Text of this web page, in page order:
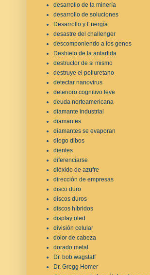
desarrollo de la minería
desarrollo de soluciones
Desarrollo y Energía
desastre del challenger
descomponiendo a los genes
Deshielo de la antartida
destructor de si mismo
destruye el poliuretano
detectar nanovirus
deterioro cognitivo leve
deuda norteamericana
diamante industrial
diamantes
diamantes se evaporan
diego dibos
dientes
diferenciarse
dióxido de azufre
dirección de empresas
disco duro
discos duros
discos híbridos
display oled
división celular
dolor de cabeza
dorado metal
Dr. bob wagstaff
Dr. Gregg Homer